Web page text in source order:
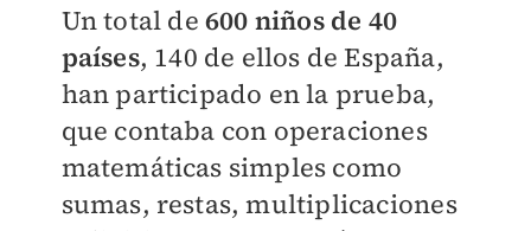
Un total de 600 niños de 40
países, 140 de ellos de España,
han participado en la prueba,
que contaba con operaciones
matemáticas simples como
sumas, restas, multiplicaciones